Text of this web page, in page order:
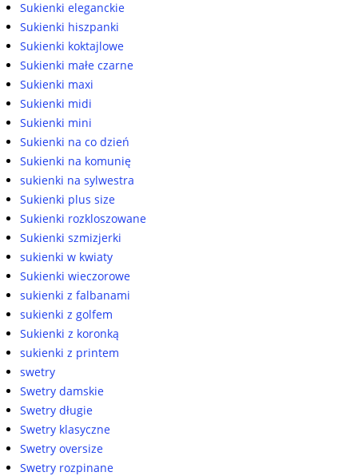
Sukienki eleganckie
Sukienki hiszpanki
Sukienki koktajlowe
Sukienki małe czarne
Sukienki maxi
Sukienki midi
Sukienki mini
Sukienki na co dzień
Sukienki na komunię
sukienki na sylwestra
Sukienki plus size
Sukienki rozkloszowane
Sukienki szmizjerki
sukienki w kwiaty
Sukienki wieczorowe
sukienki z falbanami
sukienki z golfem
Sukienki z koronką
sukienki z printem
swetry
Swetry damskie
Swetry długie
Swetry klasyczne
Swetry oversize
Swetry rozpinane